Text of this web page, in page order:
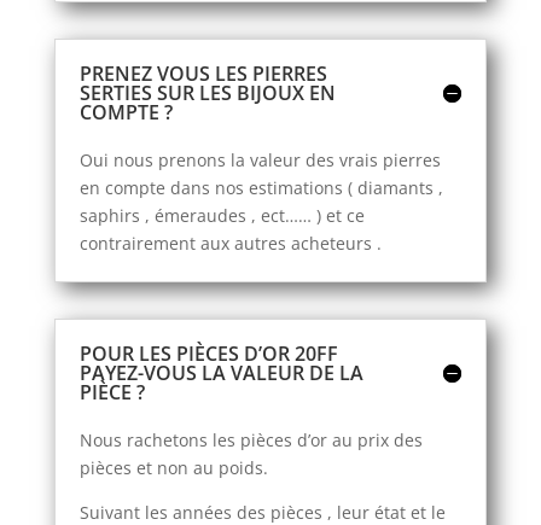
PRENEZ VOUS LES PIERRES
SERTIES SUR LES BIJOUX EN
COMPTE ?
Oui nous prenons la valeur des vrais pierres
en compte dans nos estimations ( diamants ,
saphirs , émeraudes , ect…… ) et ce
contrairement aux autres acheteurs .
POUR LES PIÈCES D’OR 20FF
PAYEZ-VOUS LA VALEUR DE LA
PIÈCE ?
Nous rachetons les pièces d’or au prix des
pièces et non au poids.
Suivant les années des pièces , leur état et le